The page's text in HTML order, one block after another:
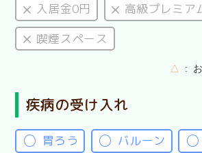
入居金0円
高級プレミア
喫煙スペース
△
疾病の受け入れ
胃ろう バルーン